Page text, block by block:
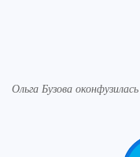
Ольга Бузова